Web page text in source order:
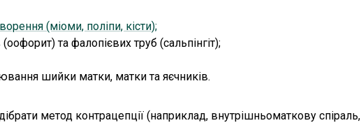
(міоми, поліпи, кісти);
та фалопієвих труб (сальпінгіт);
шийки матки, матки та яєчників.
метод контрацепції (наприклад, внутрішньоматкову спіраль,